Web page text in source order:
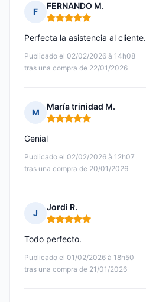
F
FERNANDO M.
Nota: 5 de 5
Publicado el 02/02/2026 à 14h08
tras una compra de 22/01/2026
Perfecta la asistencia al cliente.
M
María trinidad M.
Nota: 5 de 5
Publicado el 02/02/2026 à 12h07
tras una compra de 20/01/2026
Genial
J
Jordi R.
Nota: 5 de 5
Publicado el 01/02/2026 à 18h50
tras una compra de 21/01/2026
Todo perfecto.